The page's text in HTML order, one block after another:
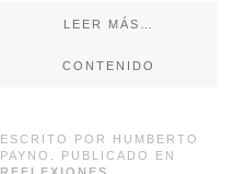
LEER MÁS…
CONTENIDO
ESCRITO POR HUMBERTO
PAYNO. PUBLICADO EN